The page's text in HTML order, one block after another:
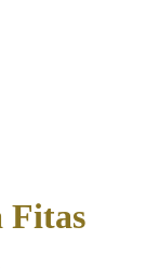
Fitas